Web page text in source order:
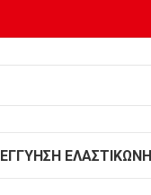
ΕΓΓΥΗΣΗ ΕΛΑΣΤΙΚΩΝ